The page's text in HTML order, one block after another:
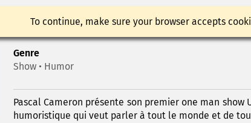
To continue, make sure your browser accepts
Genre
Show • Humor
Pascal Cameron présente son premier one man
humoristique qui veut parler à tout le monde et de